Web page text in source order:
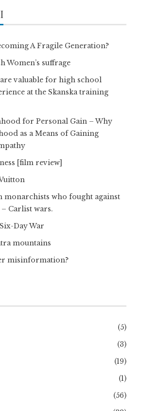
A Fragile Generation?
Women’s suffrage
valuable for high school
at the Skanska training
for Personal Gain – Why
as a Means of Gaining
[film review]
monarchists who fought against
Carlist wars.
Day War
mountains
misinformation?
(5)
(3)
(19)
(1)
(56)